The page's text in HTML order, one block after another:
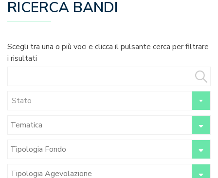
RICERCA BANDI
Scegli tra una o più voci e clicca il pulsante cerca per filtrare
i risultati
Stato